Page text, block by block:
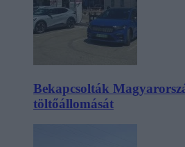
Bekapcsolták
töltőállomását